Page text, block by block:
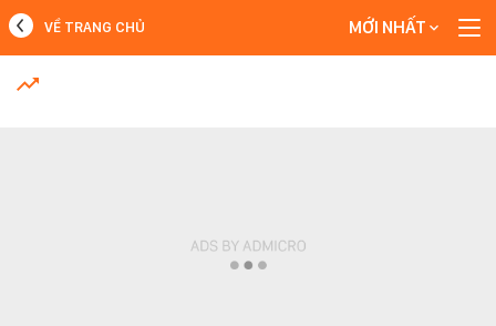
MỚI NHẤT
VỀ TRANG CHỦ MỚI NHẤT